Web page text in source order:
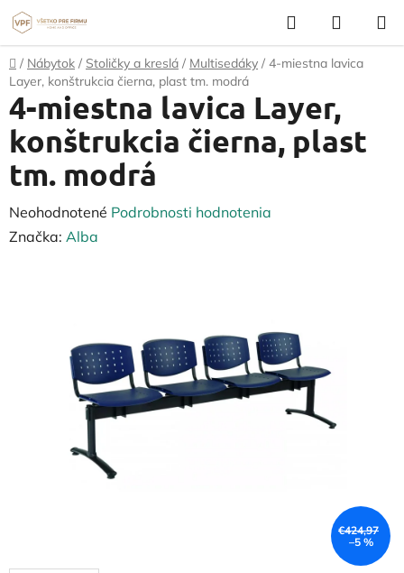
Prejsť
na
obsah
Hľadať
KOŠÍK
Domov
/ Nábytok / Stoličky a kreslá / Multisedáky / 4-miestna lavica
Layer, konštrukcia čierna, plast tm. modrá
4-miestna lavica Layer,
konštrukcia čierna, plast
tm. modrá
Priemerné
hodnotenie
hviezdičiek.
Neohodnotené Podrobnosti hodnotenia
Značka: Alba
€424,97
–5 %